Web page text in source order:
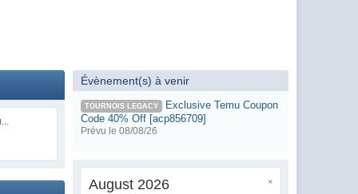
Évènement(s) à venir
TOURNOIS LEGACY
Exclusive Temu Coupon
Code 40% Off [acp856709]
Prévu le 08/08/26
×
August 2026